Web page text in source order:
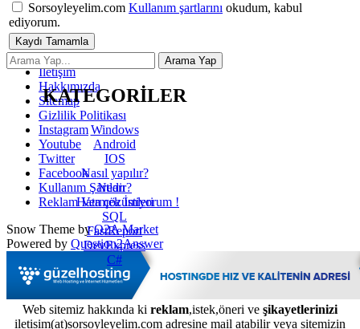
Sorsoyleyelim.com Kullanım şartlarını okudum, kabul
ediyorum.
KATEGORİLER
Windows
Android
IOS
Nasıl yapılır?
Nedir?
Hata çözümleri
SQL
FastReport
DevExpress
C#
İletişim
Hakkımızda
Sitemap
Gizlilik Politikası
Instagram
Youtube
Twitter
Facebook
Kullanım Şartları
Reklam Vermek İstiyorum !
Snow Theme byQ2A Market
Powered by Question2Answer
Web sitemiz hakkında ki reklam,istek,öneri ve şikayetlerinizi
iletisim(at)sorsoyleyelim.com adresine mail atabilir veya sitemizin